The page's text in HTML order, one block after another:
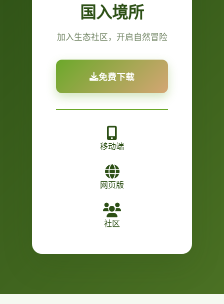
国入境所
加入生态社区，开启自然冒险
免费下载
移动端
网页版
社区